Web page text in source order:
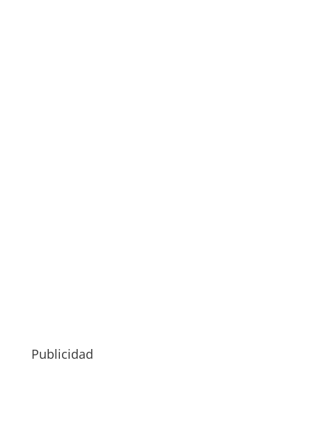
Publicidad